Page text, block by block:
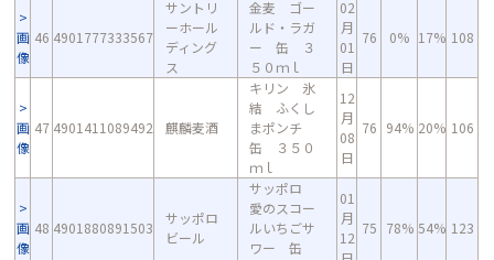
画
像
46 4901777333567
サントリ
ーホール
ディング
ス
金麦 ゴー
ルド・ラガ
ー 缶 ３
５０ｍｌ
02
月
01
日
76 0% 17% 108
画
像
47 4901411089492 麒麟麦酒
キリン 氷
結 ふくし
まポンチ
缶 ３５０
ｍｌ
12
月
08
日
76 94% 20% 106
画
像
48 4901880891503
サッポロ
ビール
サッポロ
愛のスコー
ルいちごサ
ワー 缶
01
月
12
75 78% 54% 123